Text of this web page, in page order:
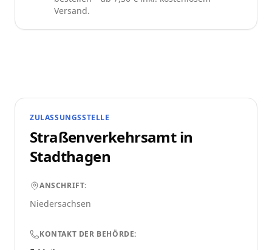
Versand.
ZULASSUNGSSTELLE
Straßenverkehrsamt in
Stadthagen
ANSCHRIFT:
Niedersachsen
KONTAKT DER BEHÖRDE: